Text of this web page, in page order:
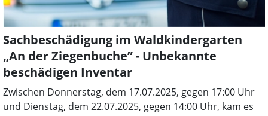
Sachbeschädigung im Waldkindergarten
„An der Ziegenbuche” - Unbekannte
beschädigen Inventar
Zwischen Donnerstag, dem 17.07.2025, gegen 17:00 Uhr
und Dienstag, dem 22.07.2025, gegen 14:00 Uhr, kam es